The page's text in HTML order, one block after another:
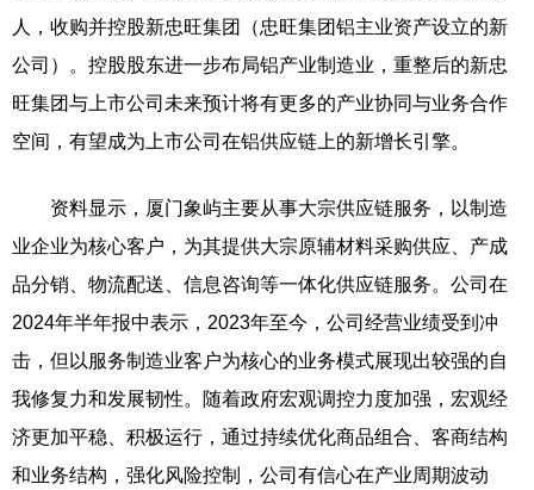
人，收购并控股新忠旺集团（忠旺集团铝主业资产设立的新
公司）。控股股东进一步布局铝产业制造业，重整后的新忠
旺集团与上市公司未来预计将有更多的产业协同与业务合作
空间，有望成为上市公司在铝供应链上的新增长引擎。
资料显示，厦门象屿主要从事大宗供应链服务，以制造
业企业为核心客户，为其提供大宗原辅材料采购供应、产成
品分销、物流配送、信息咨询等一体化供应链服务。公司在
2024年半年报中表示，2023年至今，公司经营业绩受到冲
击，但以服务制造业客户为核心的业务模式展现出较强的自
我修复力和发展韧性。随着政府宏观调控力度加强，宏观经
济更加平稳、积极运行，通过持续优化商品组合、客商结构
和业务结构，强化风险控制，公司有信心在产业周期波动